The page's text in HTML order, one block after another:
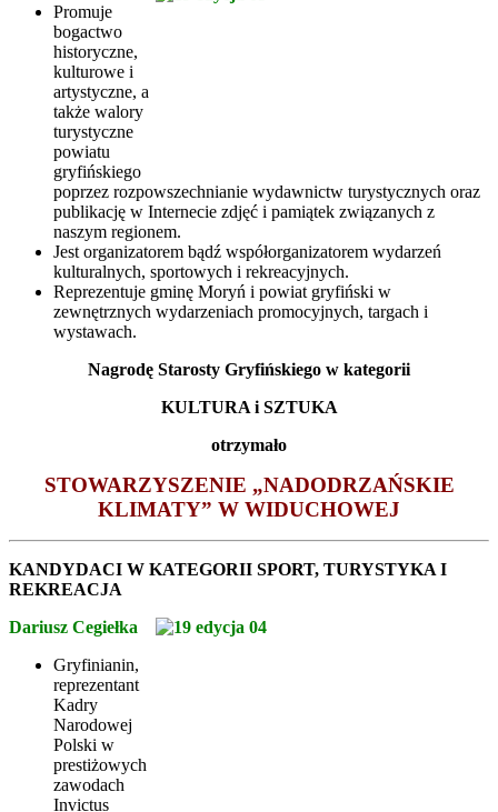
Promuje
bogactwo
historyczne,
kulturowe i
artystyczne, a
także walory
turystyczne
powiatu
gryfińskiego
poprzez rozpowszechnianie wydawnictw turystycznych oraz
publikację w Internecie zdjęć i pamiątek związanych z
naszym regionem.
Jest organizatorem bądź współorganizatorem wydarzeń
kulturalnych, sportowych i rekreacyjnych.
Reprezentuje gminę Moryń i powiat gryfiński w
zewnętrznych wydarzeniach promocyjnych, targach i
wystawach.
Nagrodę Starosty Gryfińskiego w kategorii
KULTURA i SZTUKA
otrzymało
STOWARZYSZENIE „NADODRZAŃSKIE
KLIMATY” W WIDUCHOWEJ
KANDYDACI W KATEGORII SPORT, TURYSTYKA I
REKREACJA
Dariusz Cegiełka
Gryfinianin,
reprezentant
Kadry
Narodowej
Polski w
prestiżowych
zawodach
Invictus